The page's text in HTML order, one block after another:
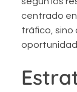
centrado en
tráfico, sino